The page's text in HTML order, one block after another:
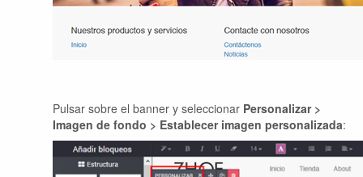
Pulsar sobre el banner y seleccionar Personalizar >
Imagen de fondo > Establecer imagen personalizada: